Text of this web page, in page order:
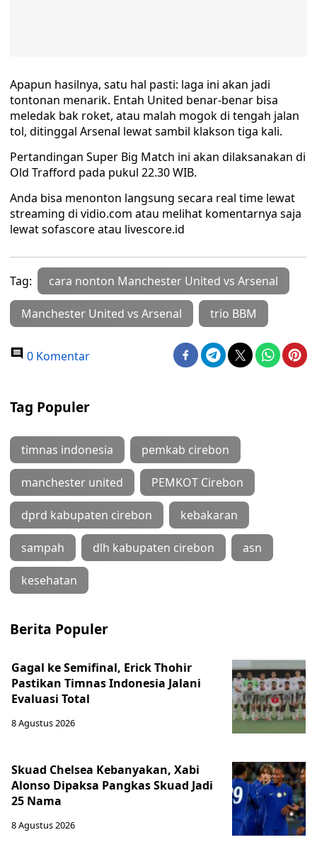
Apapun hasilnya, satu hal pasti: laga ini akan jadi
tontonan menarik. Entah United benar-benar bisa
meledak bak roket, atau malah mogok di tengah jalan
tol, ditinggal Arsenal lewat sambil klakson tiga kali.
Pertandingan Super Big Match ini akan dilaksanakan di
Old Trafford pada pukul 22.30 WIB.
Anda bisa menonton langsung secara real time lewat
streaming di vidio.com atau melihat komentarnya saja
lewat sofascore atau livescore.id
Tag: cara nonton Manchester United vs Arsenal
Manchester United vs Arsenal trio BBM
0 Komentar
Tag Populer
timnas indonesia pemkab cirebon
manchester united PEMKOT Cirebon
dprd kabupaten cirebon kebakaran
sampah dlh kabupaten cirebon asn
kesehatan
Berita Populer
Gagal ke Semifinal, Erick Thohir
Pastikan Timnas Indonesia Jalani
Evaluasi Total
8 Agustus 2026
Skuad Chelsea Kebanyakan, Xabi
Alonso Dipaksa Pangkas Skuad Jadi
25 Nama
8 Agustus 2026